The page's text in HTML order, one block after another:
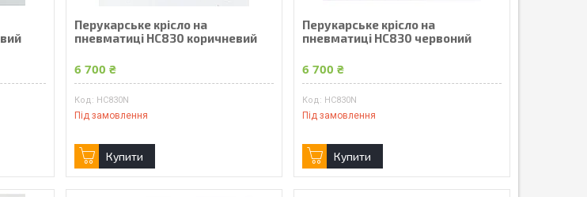
Перукарське крісло на
пневматиці HC830 коричневий
6 700 ₴
HC830N
Під замовлення
Купити
Перукарське крісло на
пневматиці HC830 червоний
6 700 ₴
HC830N
Під замовлення
Купити